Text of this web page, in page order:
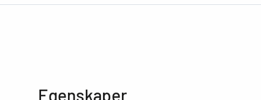
Egenskaper